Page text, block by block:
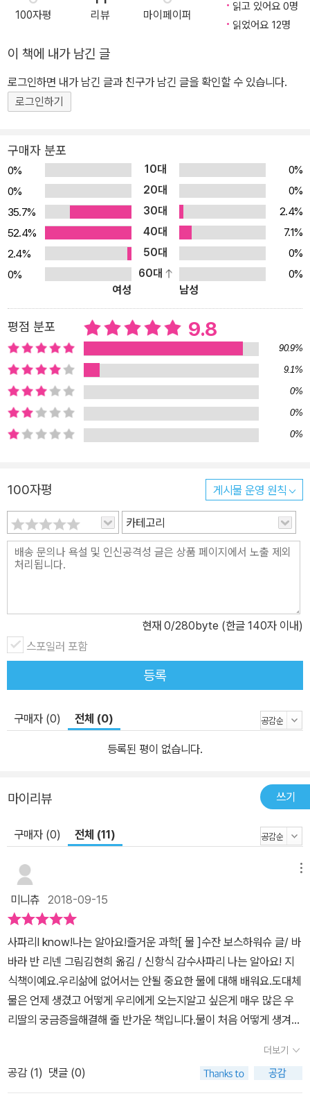
을 담은 '물방울의 여행'은 그림만으로도 원리와 순환 과정을 쉽게 이
속에 전 세계의 지도를 담고, 어떤 환경을 가진 지역에서 물이 어떻게
요. 또한 물이 너무 넘치는 지역과 물이 부족한 지역을 대비하며 '홍수
와 가뭄'을 설명함으로써 아이들이 '물'이라는 광범위한 주제를 통합
한눈에 보고 한번에 쏙쏙 이해하는 알기 쉬운 지식 그림책 '나는 알아
요!' 시리즈는 많은 호기심을 갖고 세상을 바라보기 시작하는 아이들
에게 알려 주고 싶은 주제만을 명쾌하게 풀어낸 지식 그림책입니다.
아이들의 눈높이에 맞게 설명한 '꼬마 지식'에서는 본문과 연계된 상
식을 다루어 폭넓게 사고할 수 있도록 도와주고, 맨 마지막에 수록된
'놀이 활동'과 '꼬마 퀴즈'를 통해 앞에서 배운 개념과 원리를 한 번 더
복습할 수 있지요. 또한 《나는 알아요! 물》은 누리과정(자연탐구: 생
명체와 자연환경 )과 초등 3학년 1학기 과학 (4단원. 지표의 변화), 4
더욱 유익합니다. 아이들이 책을 덮었을 때 "나는 알아요!" 하고 자신
있게 말할 수 있도록 책을 읽으며 함께 이야기를 나눠 보는 건 어떨까
요?
100자평 리뷰 마이페이퍼
읽고 있어요 0명
읽었어요 12명
이 책에 내가 남긴 글
로그인하면 내가 남긴 글과 친구가 남긴 글을 확인할 수 있습니다.
로그인하기
구매자 분포
0% 10대
0%
0%
20대
0%
35.7%
30대
2.4%
52.4%
40대
7.1%
2.4%
50대
0%
0%
60대
0%
여성
남성
평점 분포 9.8
90.9%
9.1%
0%
0%
0%
100자평 게시물 운영 원칙
카테고리
현재 0/280byte (한글 140자 이내)
스포일러 포함
등록
구매자 (0) 전체 (0)
등록된 평이 없습니다.
마이리뷰 쓰기
구매자 (0) 전체 (11)
미니츄 2018-09-15
사파리I know!나는 알아요!즐거운 과학[ 물 ]수잔 보스하워슈 글/ 바
바라 반 리넨 그림김현희 옮김 / 신항식 감수사파리 나는 알아요! 지
식책이예요.우리삶에 없어서는 안될 중요한 물에 대해 배워요.도대체
물은 언제 생겼고 어떻게 우리에게 오는지알고 싶은게 매우 많은 우
리딸의 궁금증을해결해 줄 반가운 책입니다.물이 처음 어떻게 생겨났
기체가비가 되어 내리면서 물이 생겨났다고 말해요.또 얼음으로 된
혜성이나 물로 가득한 소행성이 지구와 부딪히면서 생겨났다고도 해
요.지구에 최초로 생명체가 생겨난 곳은 바다예요.육지는 너무 뜨거
더보기
공감 (1) 댓글 (0)